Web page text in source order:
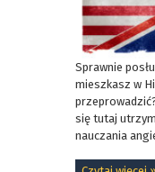
Sprawnie
mieszkasz w
się tutaj
nauczania